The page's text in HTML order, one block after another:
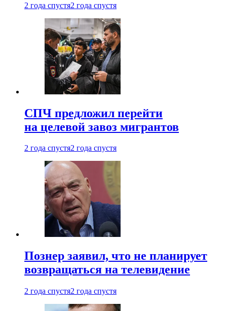
2 года спустя2 года спустя
СПЧ предложил перейти
на целевой завоз мигрантов
2 года спустя2 года спустя
Познер заявил, что не планирует
возвращаться на телевидение
2 года спустя2 года спустя